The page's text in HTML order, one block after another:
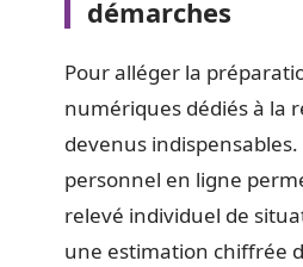
démarches
Pour alléger la
numériques dédiés à la
devenus indispensables.
personnel en ligne
relevé individuel de
une estimation chiffrée